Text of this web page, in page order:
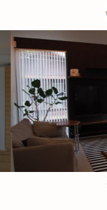
Skip
content